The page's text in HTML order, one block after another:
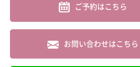
ご予約はこちら
お問い合わせはこちら